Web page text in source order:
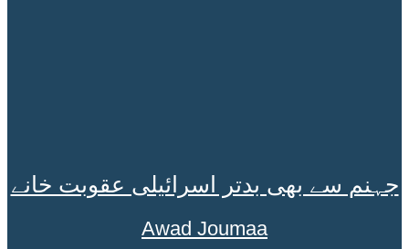
جہنم سے بھی بدتر اسرائیلی عقوبت خانے
Awad Joumaa